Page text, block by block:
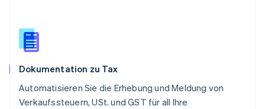
Dokumentation zu Tax
Automatisieren Sie die Erhebung und Meldung von
Verkaufssteuern, USt. und GST für all Ihre
Sonderverwaltungsregion Hongkong,
China
Spanien
EspañolEnglish
Thailand